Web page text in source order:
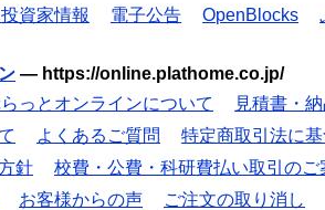
資家情報 電子公告 OpenBlocks
— https://online.plathome.co.jp/
っとオンラインについて
見積書・
よくあるご質問
特定商取引法に
針
校費・公費・科研費払い取引のご
お客様からの声 ご注文の取り消し